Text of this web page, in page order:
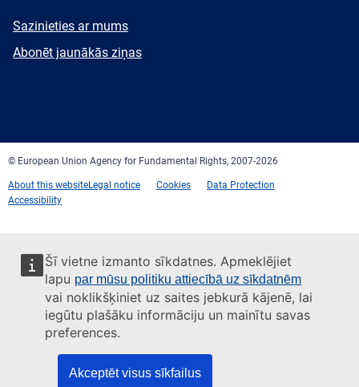
Šī vietne izmanto sīkdatnes. Apmeklējiet
lapu par mūsu politiku attiecībā uz sīkdatnēm
vai noklikšķiniet uz saites jebkurā kājenē, lai
iegūtu plašāku informāciju un mainītu savas
preferences.
Akceptēt visus sīkfailus
E-
Sazinieties ar mums
Newsletter
Abonēt jaunākās ziņas
© European Union Agency for Fundamental Rights, 2007-2026
About this websiteLegal notice Cookies
Data Protection
Accessibility